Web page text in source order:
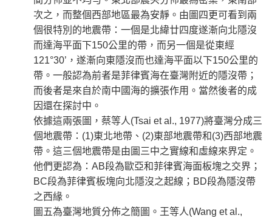
次之，而整個西部地區最為安靜。由圖四更可看到兩
個很特別的地震帶：一個是北緯廿四度遂漸向北隱沒
而達海平面下150公里的帶，而另一個是從東經
121°30’，遂漸向東隱沒而也達海平面以下150公里的
帶。一般認為前者是菲律賓海在臺灣附近的隱沒帶；
而後者是來自於南中國海的擴張作用。當然後者的成
因還在探討中。
依據這兩張圖，蔡等人(Tsai et al., 1977)將臺灣分成三
個地震帶：(1)東北地帶、(2)東部地震帶和(3)西部地震
帶。這三個地震帶是由圖三中之實線和虛線來界定。
他們更認為：AB段為歐亞和菲律賓海面板塊之交界；
BC段為菲律賓板塊向北隱沒之起線；BD段為隱沒帶
之西緣。
圖五為臺灣地質分佈之簡圖。王等人(Wang et al.,